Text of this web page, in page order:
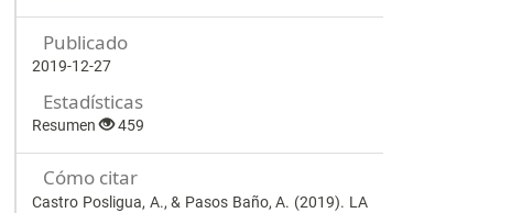
Publicado
2019-12-27
Estadísticas
Resumen 459
Cómo citar
Castro Posligua, A., & Pasos Baño, A. (2019). LA